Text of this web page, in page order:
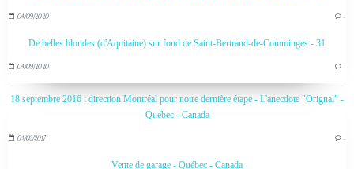
04/09/2020 …
De belles blondes (d'Aquitaine) sur fond de Saint-Bertrand-de-Comminges - 31
04/09/2020 …
18 septembre 2016 : direction Montréal pour notre dernière étape - L'anecdote "Orignal" -
Québec - Canada
04/03/2017 …
Vente de garage - Québec - Canada